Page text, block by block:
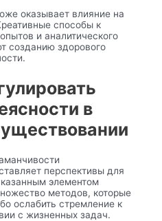
оказывает влияние на
способы к
и аналитического
созданию здорового
в
перспективы для
элементом
методов, которые
ослабить стремление к
с жизненных задач.